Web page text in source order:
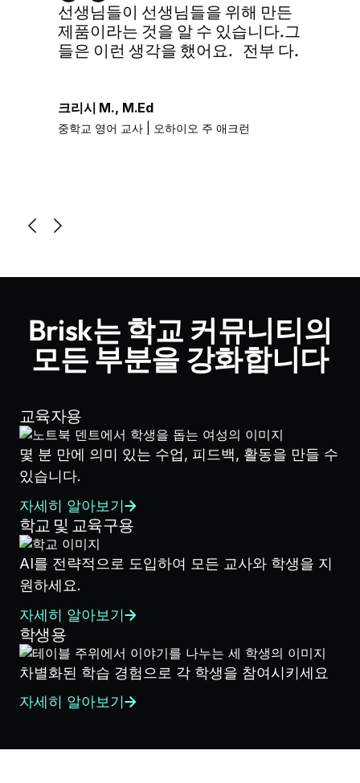
크리시 M., M.Ed
중학교 영어 교사 | 오하이오 주 애크런
선생님들이 선생님들을 위해 만든
제품이라는 것을 알 수 있습니다.그
들은 이런 생각을 했어요. 전부 다.
Brisk는 학교 커뮤니티의
모든 부분을 강화합니다
교육자용
몇 분 만에 의미 있는 수업, 피드백, 활동을 만들 수
있습니다.
자세히 알아보기
학교 및 교육구용
AI를 전략적으로 도입하여 모든 교사와 학생을 지
원하세요.
자세히 알아보기
학생용
차별화된 학습 경험으로 각 학생을 참여시키세요
자세히 알아보기